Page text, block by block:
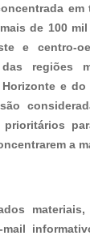
de 100
e centro-
das regiões
e
prioritários
a
mail